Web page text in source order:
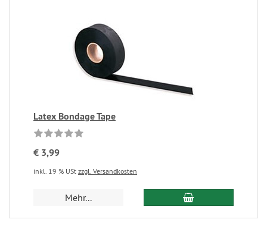
Latex Bondage Tape
€ 3,99
inkl. 19 % USt zzgl. Versandkosten
Mehr...